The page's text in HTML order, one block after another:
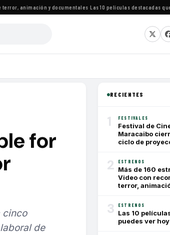
animación y documentales·Las 10 películas destacadas que
for
cinco
de
RECIENTES
1 FESTIVALES
Festival de
Maracaibo
ciclo de
2 ESTRENOS
Más de 160
Video con
terror,
3 ESTRENOS
Las 10
puedes ver